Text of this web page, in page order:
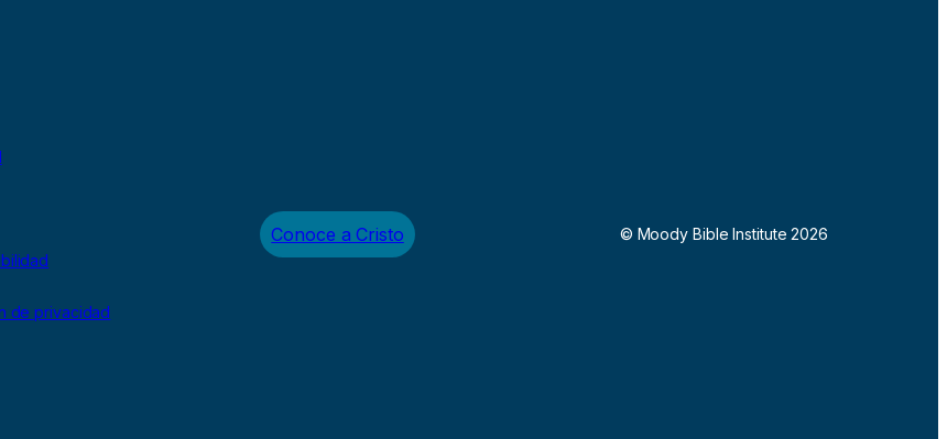
de privacidad
Conoce a Cristo © Moody Bible Institute 2026